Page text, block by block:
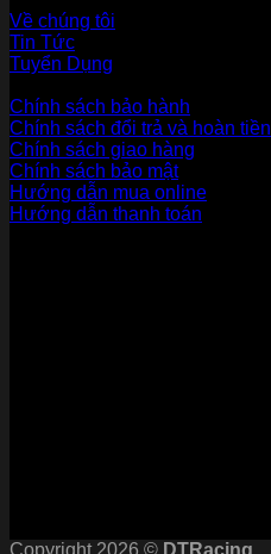
Về chúng tôi
Tin Tức
Tuyển Dụng
Chính sách bảo hành
Chính sách đổi trả và hoàn tiền
Chính sách giao hàng
Chính sách bảo mật
Hướng dẫn mua online
Hướng dẫn thanh toán
Copyright 2026 © DTRacing